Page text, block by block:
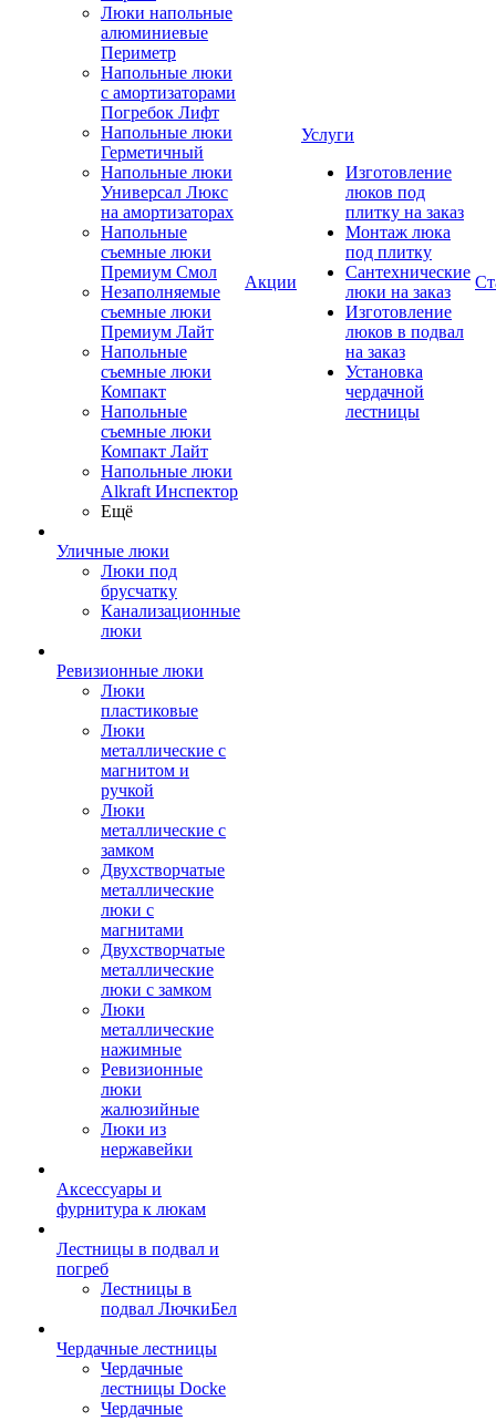
Люки напольные
алюминиевые
Периметр
Напольные люки
с амортизаторами
Погребок Лифт
Напольные люки
Герметичный
Напольные люки
Универсал Люкс
на амортизаторах
Напольные
съемные люки
Премиум Смол
Незаполняемые
съемные люки
Премиум Лайт
Напольные
съемные люки
Компакт
Напольные
съемные люки
Компакт Лайт
Напольные люки
Alkraft Инспектор
Ещё
Уличные люки
Люки под
брусчатку
Канализационные
люки
Ревизионные люки
Люки
пластиковые
Люки
металлические с
магнитом и
ручкой
Люки
металлические с
замком
Двухстворчатые
металлические
люки с
магнитами
Двухстворчатые
металлические
люки с замком
Люки
металлические
нажимные
Ревизионные
люки
жалюзийные
Люки из
нержавейки
Аксессуары и
фурнитура к люкам
Лестницы в подвал и
погреб
Лестницы в
подвал ЛючкиБел
Чердачные лестницы
Чердачные
лестницы Docke
Чердачные
Акции
Услуги
Изготовление
люков под
плитку на заказ
Монтаж люка
под плитку
Сантехнические
люки на заказ
Изготовление
люков в подвал
на заказ
Установка
чердачной
лестницы